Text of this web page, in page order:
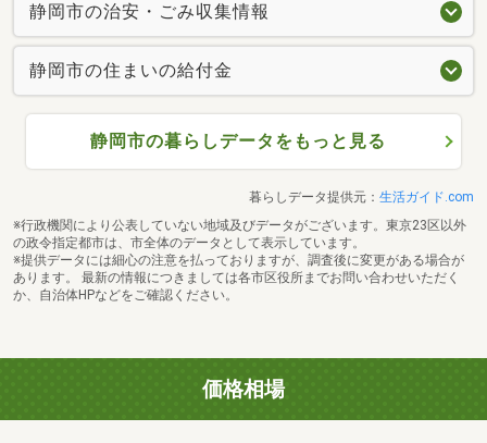
静岡市の治安・ごみ収集情報
静岡市の住まいの給付金
静岡市の暮らしデータをもっと見る
暮らしデータ提供元： 生活ガイド.com
※行政機関により公表していない地域及びデータがございます。東京23区以外
の政令指定都市は、市全体のデータとして表示しています。
※提供データには細心の注意を払っておりますが、調査後に変更がある場合が
あります。 最新の情報につきましては各市区役所までお問い合わせいただく
か、自治体HPなどをご確認ください。
価格相場